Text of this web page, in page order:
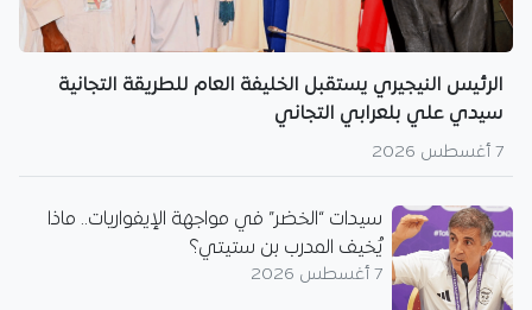
الرئيس النيجيري يستقبل الخليفة العام للطريقة التجانية
سيدي علي بلعرابي التجاني
7 أغسطس 2026
سيدات “الخضر” في مواجهة الإيفواريات.. ماذا
يُخيف المدرب بن ستيتي؟
7 أغسطس 2026